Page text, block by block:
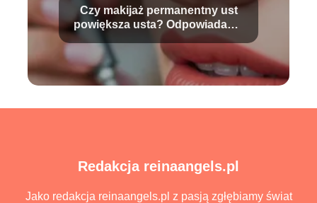
Czy makijaż permanentny ust
powiększa usta? Odpowiadamy
na pytania!
Redakcja reinaangels.pl
Jako redakcja reinaangels.pl z pasją zgłębiamy świat